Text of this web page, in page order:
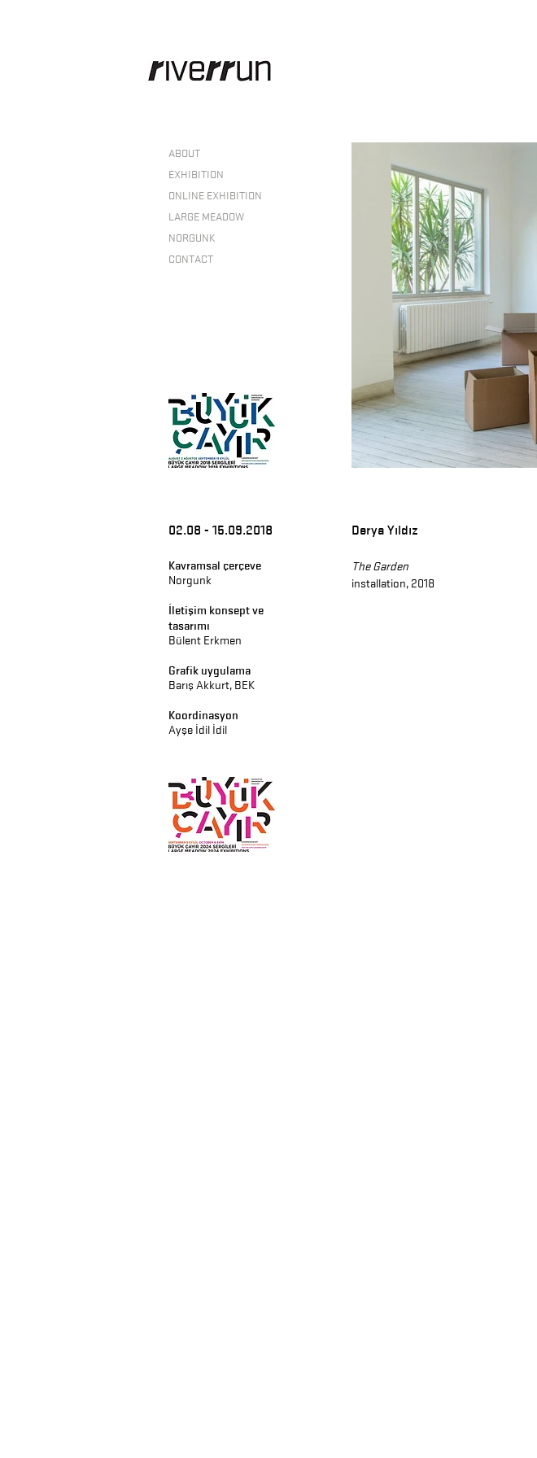
02.08 - 15.09.2018
Kavramsal çerçeve
Norgunk
İletişim konsept ve
tasarımı
Bülent Erkmen
Grafik uygulama
Barış Akkurt, BEK
Koordinasyon
Ayşe İdil İdil
Derya Yıldız
The Garden
installation, 2018
ABOUT
EXHIBITION
ONLINE EXHIBITION
LARGE MEADOW
NORGUNK
CONTACT